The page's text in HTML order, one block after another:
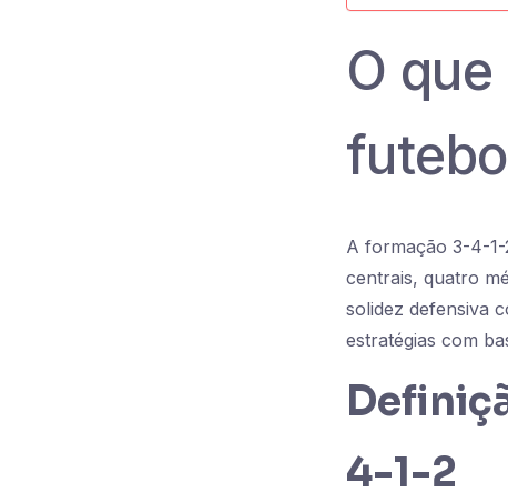
O
A formação 3-4-
centrais, quatro
solidez defensiva
estratégias com
4-1-2